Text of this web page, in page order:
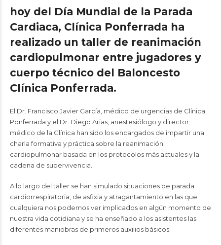
hoy del Día Mundial de la Parada
Cardiaca, Clínica Ponferrada ha
realizado un taller de reanimación
cardiopulmonar entre jugadores y
cuerpo técnico del Baloncesto
Clínica Ponferrada.
El Dr. Francisco Javier García, médico de urgencias de Clínica
Ponferrada y el Dr. Diego Arias, anestesiólogo y director
médico de la Clínica han sido los encargados de impartir una
charla formativa y práctica sobre la reanimación
cardiopulmonar basada en los protocolos más actuales y la
cadena de supervivencia.
A lo largo del taller se han simulado situaciones de parada
cardiorrespiratoria, de asfixia y atragantamiento en las que
cualquiera nos podemos ver implicados en algún momento de
nuestra vida cotidiana y se ha enseñado a los asistentes las
diferentes maniobras de primeros auxilios básicos.